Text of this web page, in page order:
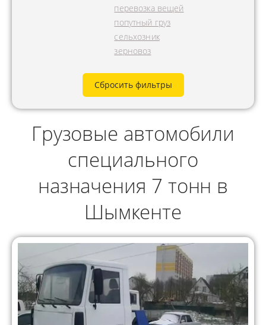
перевозка вещей
попутный груз
сельхозник
зерновоз
Сбросить фильтры
Грузовые автомобили
специального
назначения 7 тонн в
Шымкенте